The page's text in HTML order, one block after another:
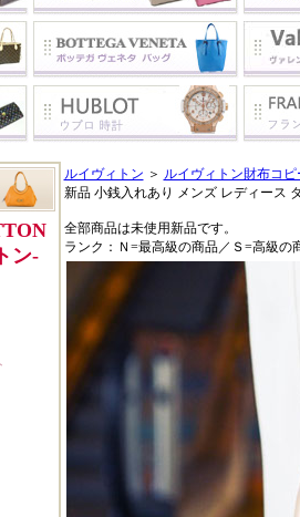
ルイヴィトン ＞ ルイヴィトン財布コピ
新品 小銭入れあり メンズ レディース
全部商品は未使用新品です。
ランク：Ｎ=最高級の商品／Ｓ=高級の